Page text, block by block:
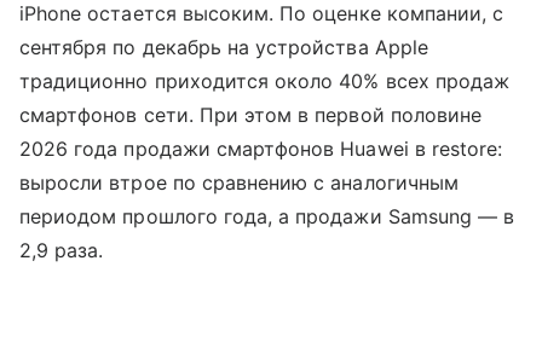
iPhone остается высоким. По оценке компании, с
сентября по декабрь на устройства Apple
традиционно приходится около 40% всех продаж
смартфонов сети. При этом в первой половине
2026 года продажи смартфонов Huawei в restore:
выросли втрое по сравнению с аналогичным
периодом прошлого года, а продажи Samsung — в
2,9 раза.